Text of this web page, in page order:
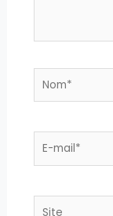
Nom*
E-
Site